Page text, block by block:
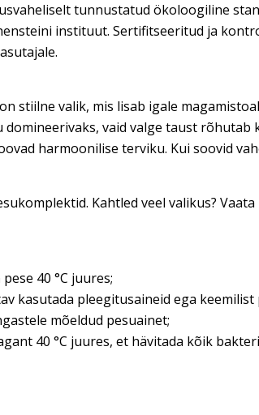
tunnustatud ökoloogiline
instituut. Sertifitseeritud ja
stiilne valik, mis lisab igale
vaid valge taust rõhutab
harmoonilise terviku. Kui soovid
Kahtled veel valikus?
40 °C juures;
kasutada pleegitusaineid ega
mõeldud pesuainet;
40 °C juures, et hävitada kõik